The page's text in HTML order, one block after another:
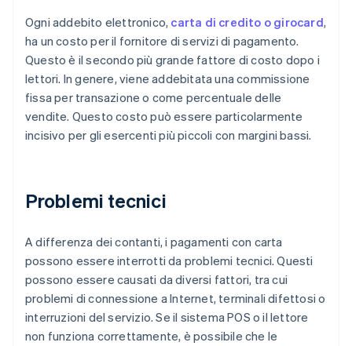
Ogni addebito elettronico, carta di credito o girocard,
ha un costo per il fornitore di servizi di pagamento.
Questo è il secondo più grande fattore di costo dopo i
lettori. In genere, viene addebitata una commissione
fissa per transazione o come percentuale delle
vendite. Questo costo può essere particolarmente
incisivo per gli esercenti più piccoli con margini bassi.
Problemi tecnici
A differenza dei contanti, i pagamenti con carta
possono essere interrotti da problemi tecnici. Questi
possono essere causati da diversi fattori, tra cui
problemi di connessione a Internet, terminali difettosi o
interruzioni del servizio. Se il sistema POS o il lettore
non funziona correttamente, è possibile che le